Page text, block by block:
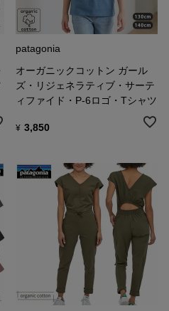
、お手数ですがお申し出下さい。
patagonia
オーガニックコットン ガール
ズ・リジェネラティブ・サーテ
ィファイド・P-6ロゴ・Tシャツ
¥ 3,850